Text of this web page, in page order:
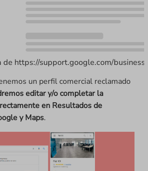
de https://support.google.com/
un perfil comercial reclamado
editar y/o completar la
en Resultados de
y Maps.